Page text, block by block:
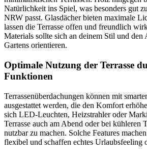
Natürlichkeit ins Spiel, was besonders gut
NRW passt. Glasdächer bieten maximale
lassen die Terrasse offen und freundlich
Materials sollte sich an deinem Stil und den
Gartens orientieren.
Optimale Nutzung der Terrasse
Funktionen
Terrassenüberdachungen können mit
ausgestattet werden, die den Komfort
sich LED-Leuchten, Heizstrahler oder
Terrasse auch am Abend oder bei kühleren
nutzbar zu machen. Solche Features
flexibel und schaffen echtes Urlaubsfeeling